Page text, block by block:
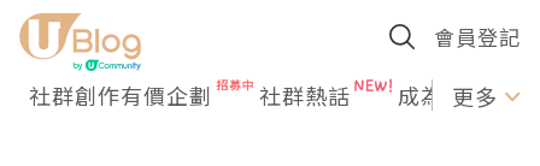
會員登記
社群創作有價企劃 社群熱話 成為U更多